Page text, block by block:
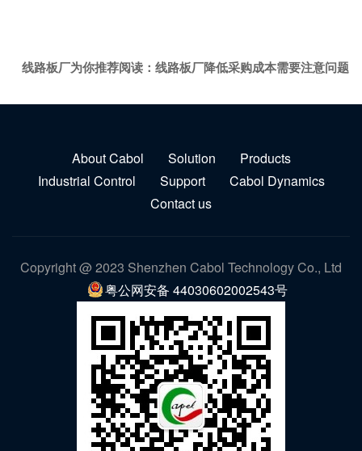
线路板厂为你推荐阅读： 线路板厂降低采购成本需要注意问题
About Cabol Solution
Products
Industrial Control
Support
Cabol Dynamics
Contact us
Copyright @ 2023 Shenzhen Cabol Technology Co., Ltd
粤公网安备 44030602002543号